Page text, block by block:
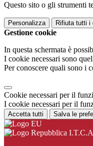
Questo sito o gli strumenti
Personalizza Rifiuta tutti i
Gestione cookie
In questa schermata è
I cookie necessari sono
Per conoscere quali sono i
Cookie necessari per il
I cookie necessari per il
Accetta tutti Salva le